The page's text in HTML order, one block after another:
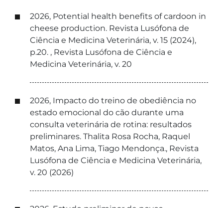
2026, Potential health benefits of cardoon in
cheese production. Revista Lusófona de
Ciência e Medicina Veterinária, v. 15 (2024),
p.20. , Revista Lusófona de Ciência e
Medicina Veterinária, v. 20
2026, Impacto do treino de obediência no
estado emocional do cão durante uma
consulta veterinária de rotina: resultados
preliminares. Thalita Rosa Rocha, Raquel
Matos, Ana Lima, Tiago Mendonça., Revista
Lusófona de Ciência e Medicina Veterinária,
v. 20 (2026)